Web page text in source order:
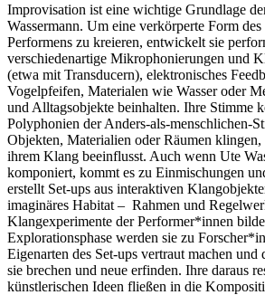
Improvisation ist eine wichtige Grundlage
Wassermann. Um eine verkörperte Form
Performens zu kreieren, entwickelt sie
verschiedenartige Mikrophonierungen und
(etwa mit Transducern), elektronisches
Vogelpfeifen, Materialen wie Wasser oder
und Alltagsobjekte beinhalten. Ihre Stimme
Polyphonien der Anders-als-menschlichen-
Objekten, Materialien oder Räumen
ihrem Klang beeinflusst. Auch wenn Ute
komponiert, kommt es zu Einmischungen
erstellt Set-ups aus interaktiven
imaginäres Habitat – Rahmen und
Klangexperimente der Performer*innen
Explorationsphase werden sie zu
Eigenarten des Set-ups vertraut machen und
sie brechen und neue erfinden. Ihre daraus
künstlerischen Ideen fließen in die